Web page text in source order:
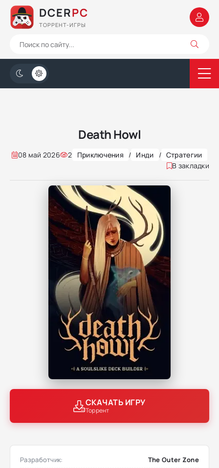
DCERPC
ТОРРЕНТ-ИГРЫ
Death Howl
08 май 2026 2 Приключения / Инди / Стратегии
В закладки
СКАЧАТЬ ИГРУ
Торрент
Разработчик:
The Outer Zone